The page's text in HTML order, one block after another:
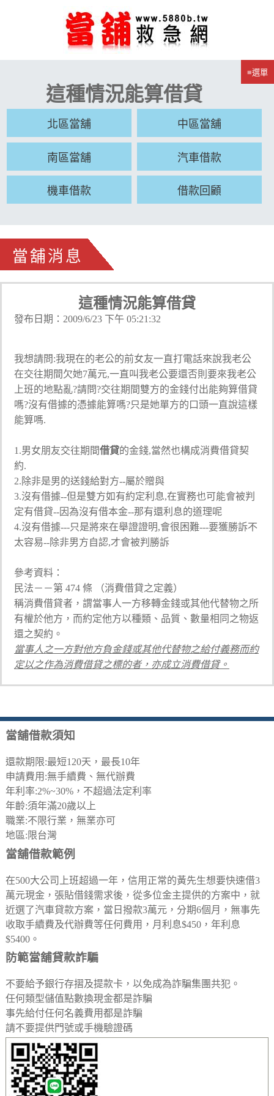
≡選單
這種情況能算借貸
北區當舖 中區當舖
南區當舖 汽車借款
機車借款 借款回顧
當舖消息
這種情況能算借貸
發布日期：2009/6/23 下午 05:21:32
我想請問:我現在的老公的前女友一直打電話來說我老公
在交往期間欠她7萬元,一直叫我老公要還否則要來我老公
上班的地點亂?請問?交往期間雙方的金錢付出能夠算借貸
嗎?沒有借據的憑據能算嗎?只是她單方的口頭一直說這樣
能算嗎.
1.男女朋友交往期間借貸的金錢,當然也構成消費借貸契
約.
2.除非是男的送錢給對方--屬於贈與
3.沒有借據--但是雙方如有約定利息,在實務也可能會被判
定有借貸--因為沒有借本金--那有還利息的道理呢
4.沒有借據---只是將來在舉證證明,會很困難---要獲勝訴不
太容易--除非男方自認,才會被判勝訴
參考資料：
民法－－第 474 條 （消費借貸之定義）
稱消費借貸者，謂當事人一方移轉金錢或其他代替物之所
有權於他方，而約定他方以種類、品質、數量相同之物返
還之契約。
當事人之一方對他方負金錢或其他代替物之給付義務而約
定以之作為消費借貸之標的者，亦成立消費借貸。
當舖借款須知
還款期限:最短120天，最長10年
申請費用:無手續費、無代辦費
年利率:2%~30%，不超過法定利率
年齡:須年滿20歲以上
職業:不限行業，無業亦可
地區:限台灣
當舖借款範例
在500大公司上班超過一年，信用正常的黃先生想要快速借3
萬元現金，張貼借錢需求後，從多位金主提供的方案中，就
近選了汽車貸款方案，當日撥款3萬元，分期6個月，無事先
收取手續費及代辦費等任何費用，月利息$450，年利息
$5400。
防範當舖貸款詐騙
不要給予銀行存摺及提款卡，以免成為詐騙集團共犯。
任何類型儲值點數換現金都是詐騙
事先給付任何名義費用都是詐騙
請不要提供門號或手機驗證碼